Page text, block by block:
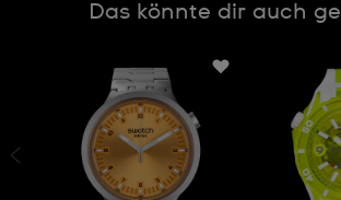
Das könnte dir auch